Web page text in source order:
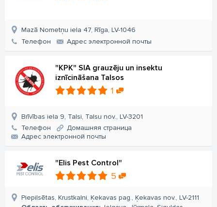
Mazā Nometņu iela 47, Rīga, LV-1046
Телефон
Aдрес электронной почты
"KPK" SIA grauzēju un insektu
iznīcināšana Talsos
1
Brīvības iela 9, Talsi, Talsu nov., LV-3201
Телефон
Домашняя страница
Aдрес электронной почты
"Elis Pest Control"
5
Piepilsētas, Krustkalni, Ķekavas pag., Ķekavas nov., LV-2111